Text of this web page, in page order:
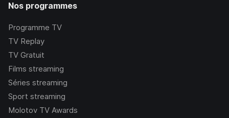
Nos programmes
Programme TV
TV Replay
TV Gratuit
Films streaming
Séries streaming
Sport streaming
Molotov TV Awards